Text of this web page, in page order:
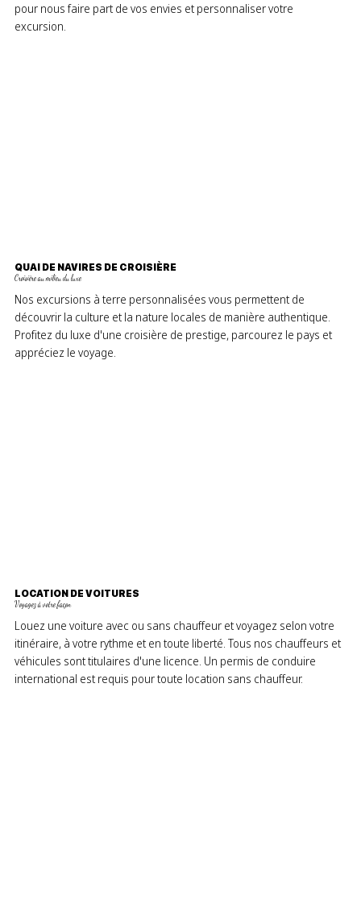
pour nous faire part de vos envies et personnaliser votre
excursion.
QUAI DE NAVIRES DE CROISIÈRE
Croisière au milieu du luxe
Nos excursions à terre personnalisées vous permettent de
découvrir la culture et la nature locales de manière authentique.
Profitez du luxe d'une croisière de prestige, parcourez le pays et
appréciez le voyage.
LOCATION DE VOITURES
Voyagez à votre façon
Louez une voiture avec ou sans chauffeur et voyagez selon votre
itinéraire, à votre rythme et en toute liberté. Tous nos chauffeurs et
véhicules sont titulaires d'une licence. Un permis de conduire
international est requis pour toute location sans chauffeur.